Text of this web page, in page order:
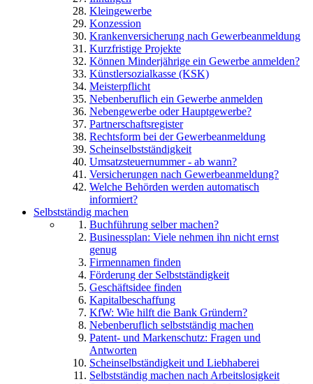
Kleingewerbe
Konzession
Krankenversicherung nach Gewerbeanmeldung
Kurzfristige Projekte
Können Minderjährige ein Gewerbe anmelden?
Künstlersozialkasse (KSK)
Meisterpflicht
Nebenberuflich ein Gewerbe anmelden
Nebengewerbe oder Hauptgewerbe?
Partnerschaftsregister
Rechtsform bei der Gewerbeanmeldung
Scheinselbstständigkeit
Umsatzsteuernummer - ab wann?
Versicherungen nach Gewerbeanmeldung?
Welche Behörden werden automatisch
informiert?
Selbstständig machen
Buchführung selber machen?
Businessplan: Viele nehmen ihn nicht ernst
genug
Firmennamen finden
Förderung der Selbstständigkeit
Geschäftsidee finden
Kapitalbeschaffung
KfW: Wie hilft die Bank Gründern?
Nebenberuflich selbstständig machen
Patent- und Markenschutz: Fragen und
Antworten
Scheinselbständigkeit und Liebhaberei
Selbstständig machen nach Arbeitslosigkeit